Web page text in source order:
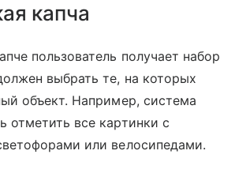
капча
пользователь получает набор
выбрать те, на которых
объект. Например, система
отметить все картинки с
или велосипедами.